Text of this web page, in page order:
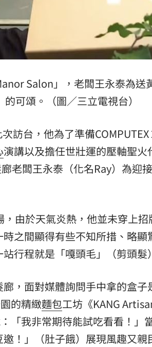
能 12:00
13:00
Salon」，老闆王永泰為送
可頌。（圖／三立電視台）
訪台，他為了準備
演講以及擔任世壯運的壓軸聖
老闆王永泰（化名Ray）為迎
由於天氣炎熱，他並未穿上
之間顯得有些不知所措、略顯
行程就是「嘎頭毛」（剪頭髮
，面對媒體詢問手中拿的盒子
的精緻麵包工坊《KANG
「我非常期待能試吃看看！」
！」（肚子餓）展現風趣又親